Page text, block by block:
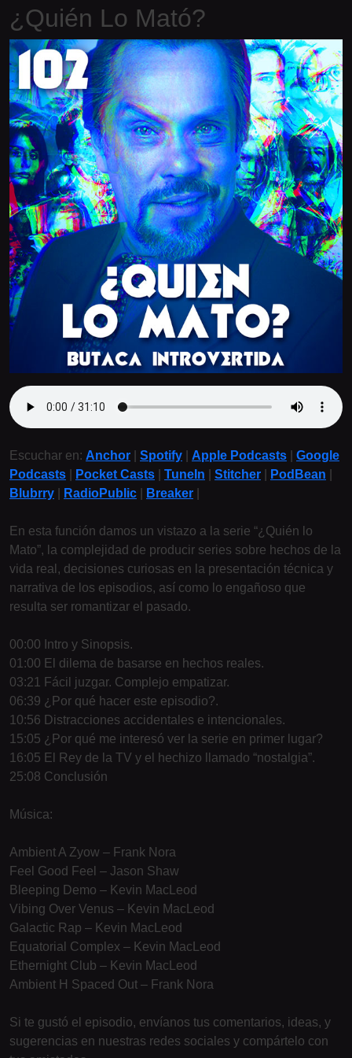
¿Quién Lo Mató?
Escuchar en: Anchor Spotify Apple Podcasts
Google
Podcasts
Pocket Casts TuneIn Stitcher PodBean
Blubrry
RadioPublic Breaker
En esta función damos un vistazo a la serie “¿Quién lo
Mato”, la complejidad de producir series sobre hechos de la
vida real, decisiones curiosas en la presentación técnica y
narrativa de los episodios, así como lo engañoso que
resulta ser romantizar el pasado.
00:00 Intro y Sinopsis.
01:00 El dilema de basarse en hechos reales.
03:21 Fácil juzgar. Complejo empatizar.
06:39 ¿Por qué hacer este episodio?.
10:56 Distracciones accidentales e intencionales.
15:05 ¿Por qué me interesó ver la serie en primer lugar?
16:05 El Rey de la TV y el hechizo llamado “nostalgia”.
25:08 Conclusión
Música:
Ambient A Zyow – Frank Nora
Feel Good Feel – Jason Shaw
Bleeping Demo – Kevin MacLeod
Vibing Over Venus – Kevin MacLeod
Galactic Rap – Kevin MacLeod
Equatorial Complex – Kevin MacLeod
Ethernight Club – Kevin MacLeod
Ambient H Spaced Out – Frank Nora
Si te gustó el episodio, envíanos tus comentarios, ideas, y
sugerencias en nuestras redes sociales y compártelo con